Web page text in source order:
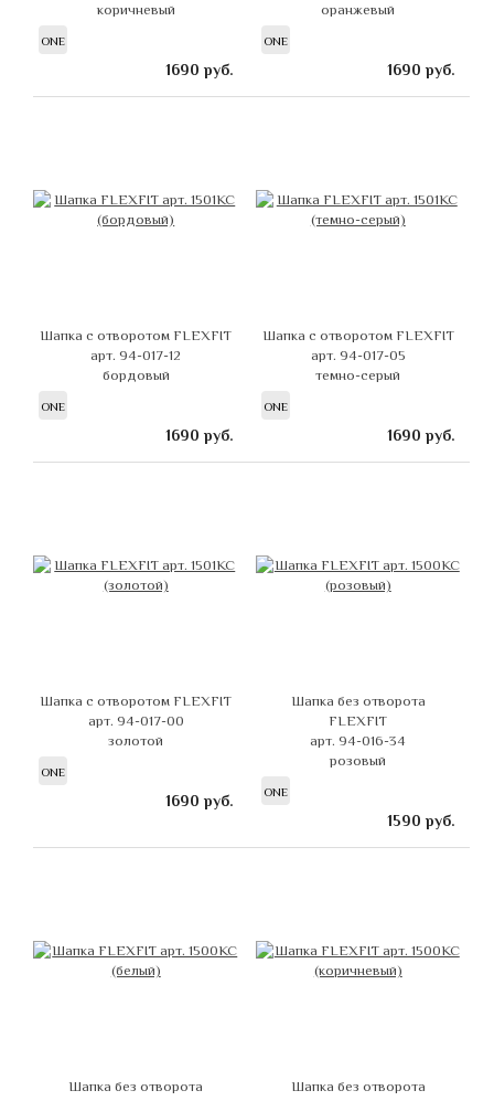
коричневый
ONE
1690 руб.
оранжевый
ONE
1690 руб.
Шапка с отворотом FLEXFIT
арт. 94-017-12
бордовый
ONE
1690 руб.
Шапка с отворотом FLEXFIT
арт. 94-017-05
темно-серый
ONE
1690 руб.
Шапка с отворотом FLEXFIT
арт. 94-017-00
золотой
ONE
1690 руб.
Шапка без отворота
FLEXFIT
арт. 94-016-34
розовый
ONE
1590 руб.
Шапка без отворота
Шапка без отворота